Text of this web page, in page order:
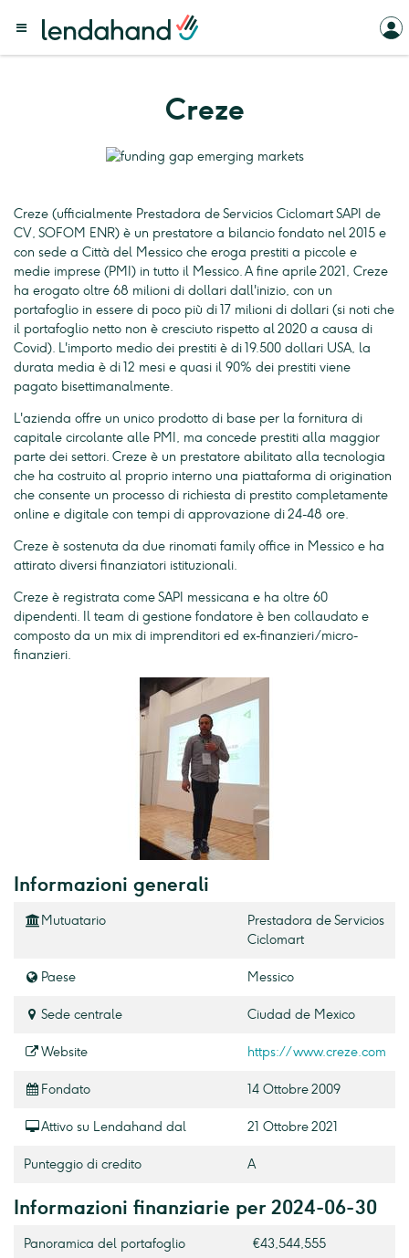
Creze
Creze (ufficialmente Prestadora de Servicios Ciclomart SAPI de
CV, SOFOM ENR) è un prestatore a bilancio fondato nel 2015 e
con sede a Città del Messico che eroga prestiti a piccole e
medie imprese (PMI) in tutto il Messico. A fine aprile 2021, Creze
ha erogato oltre 68 milioni di dollari dall'inizio, con un
portafoglio in essere di poco più di 17 milioni di dollari (si noti che
il portafoglio netto non è cresciuto rispetto al 2020 a causa di
Covid). L'importo medio dei prestiti è di 19.500 dollari USA, la
durata media è di 12 mesi e quasi il 90% dei prestiti viene
pagato bisettimanalmente.
L'azienda offre un unico prodotto di base per la fornitura di
capitale circolante alle PMI, ma concede prestiti alla maggior
parte dei settori. Creze è un prestatore abilitato alla tecnologia
che ha costruito al proprio interno una piattaforma di origination
che consente un processo di richiesta di prestito completamente
online e digitale con tempi di approvazione di 24-48 ore.
Creze è sostenuta da due rinomati family office in Messico e ha
attirato diversi finanziatori istituzionali.
Creze è registrata come SAPI messicana e ha oltre 60
dipendenti. Il team di gestione fondatore è ben collaudato e
composto da un mix di imprenditori ed ex-finanzieri/micro-
finanzieri.
Informazioni generali
Mutuatario
Prestadora de Servicios
Ciclomart
Paese Messico
Sede centrale Ciudad de Mexico
Website https://www.creze.com
Fondato 14 Ottobre 2009
Attivo su Lendahand dal 21 Ottobre 2021
Punteggio di credito A
Informazioni finanziarie per 2024-06-30
Panoramica del portafoglio €43,544,555